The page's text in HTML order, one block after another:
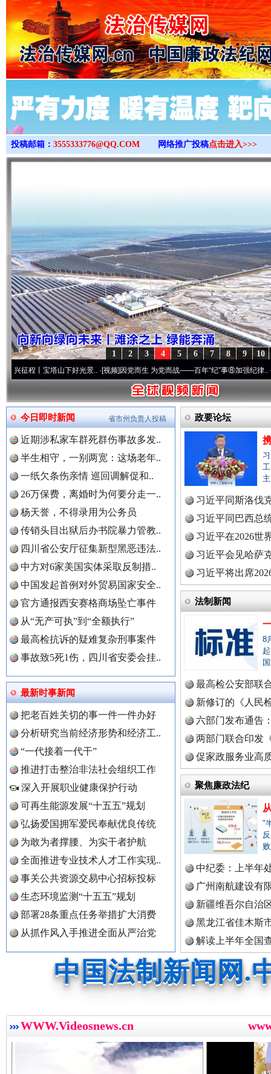
>
投稿邮箱： 3555333776@QQ.COM 网络推广投稿点击进入>>>
10
9
8
7
6
5
4
3
2
1
塔山下好光景..·[视频]因党而生 为党而战——百年“纪”事⑧加强纪律..·[视频]牢记初
今日即时新闻
近期涉私家车群死群伤事故多发..
半生相守，一别两宽：这场老年..
一纸欠条伤亲情 巡回调解促和..
26万保费，离婚时为何要分走一..
杨天誉，不得录用为公务员
传销头目出狱后办书院暴力管教..
四川省公安厅征集新型黑恶违法..
中方对6家美国实体采取反制措..
中国发起首例对外贸易国家安全..
官方通报西安赛格商场坠亡事件
从“无产可执”到“全额执行”
最高检抗诉的疑难复杂刑事案件
事故致5死1伤，四川省安委会挂..
最新时事新闻
把老百姓关切的事一件一件办好
分析研究当前经济形势和经济工..
“一代接着一代干”
推进打击整治非法社会组织工作
深入开展职业健康保护行动
可再生能源发展“十五五”规划
弘扬爱国拥军爱民奉献优良传统
为敢为者撑腰、为实干者护航
全面推进专业技术人才工作实现..
事关公共资源交易中心招标投标
生态环境监测“十五五”规划
部署28条重点任务举措扩大消费
从抓作风入手推进全面从严治党
省市州负责人投稿 政要论坛
习近平同斯洛伐
习近平同巴西总
习近平在2026世
理高级..
习近平会见哈萨
习近平将出席
球治理..
法制新闻
8
最高检公安部联
周岁未..
新修订的《人民
布
六部门发布通告
两部门联合印发
定》
促家政服务业高
聚焦廉政法纪
"
中纪委：上半年
广州南航建设有
新疆维吾尔自治
黑龙江省佳木斯
解读上半年全国
数据
中国全民新闻网.
中国公众新闻网.
中国公民新闻网.
中国公共新闻网.
中国法制新闻网.
中国法治新闻网.
中国法院新闻网.
WWW.Videosnews.cn
“后车司机肯定在骂我”
世界屋脊 天路回响 永
红船起航处 潮起向未来 广州首
祁连巍巍树丰碑 高回